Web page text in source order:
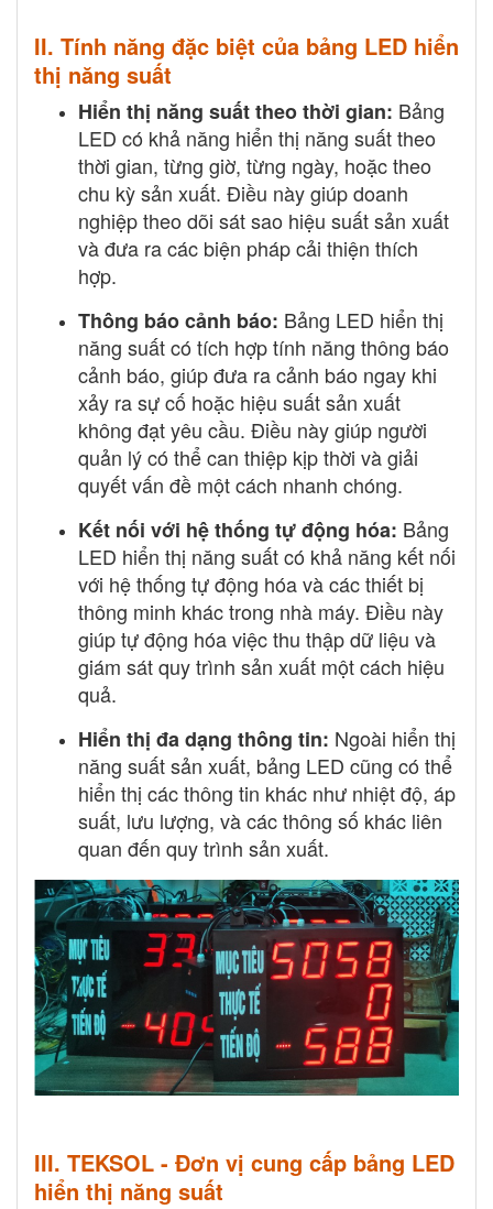
II. Tính năng đặc biệt của bảng LED hiển
thị năng suất
Hiển thị năng suất theo thời gian: Bảng
LED có khả năng hiển thị năng suất theo
thời gian, từng giờ, từng ngày, hoặc theo
chu kỳ sản xuất. Điều này giúp doanh
nghiệp theo dõi sát sao hiệu suất sản xuất
và đưa ra các biện pháp cải thiện thích
hợp.
Thông báo cảnh báo: Bảng LED hiển thị
năng suất có tích hợp tính năng thông báo
cảnh báo, giúp đưa ra cảnh báo ngay khi
xảy ra sự cố hoặc hiệu suất sản xuất
không đạt yêu cầu. Điều này giúp người
quản lý có thể can thiệp kịp thời và giải
quyết vấn đề một cách nhanh chóng.
Kết nối với hệ thống tự động hóa: Bảng
LED hiển thị năng suất có khả năng kết nối
với hệ thống tự động hóa và các thiết bị
thông minh khác trong nhà máy. Điều này
giúp tự động hóa việc thu thập dữ liệu và
giám sát quy trình sản xuất một cách hiệu
quả.
Hiển thị đa dạng thông tin: Ngoài hiển thị
năng suất sản xuất, bảng LED cũng có thể
hiển thị các thông tin khác như nhiệt độ, áp
suất, lưu lượng, và các thông số khác liên
quan đến quy trình sản xuất.
III. TEKSOL - Đơn vị cung cấp bảng LED
hiển thị năng suất